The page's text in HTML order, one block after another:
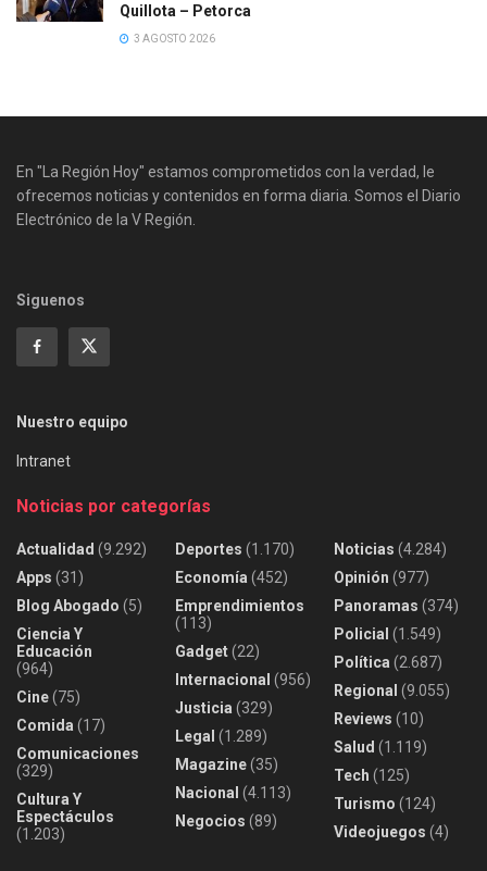
Quillota – Petorca
3 AGOSTO 2026
En "La Región Hoy" estamos comprometidos con la verdad, le
ofrecemos noticias y contenidos en forma diaria. Somos el Diario
Electrónico de la V Región.
Siguenos
Nuestro equipo
Intranet
Noticias por categorías
Actualidad (9.292)
Apps (31)
Blog Abogado (5)
Ciencia Y
Educación
(964)
Cine(75)
Comida (17)
Comunicaciones
(329)
Cultura Y
Espectáculos
(1.203)
Deportes (1.170)
Economía (452)
Emprendimientos
(113)
Gadget(22)
Internacional (956)
Justicia (329)
Legal (1.289)
Magazine(35)
Nacional (4.113)
Negocios (89)
Noticias (4.284)
Opinión (977)
Panoramas (374)
Policial (1.549)
Política (2.687)
Regional (9.055)
Reviews (10)
Salud (1.119)
Tech (125)
Turismo (124)
Videojuegos (4)